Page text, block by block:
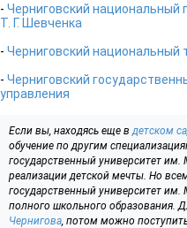
- Черниговский национальный
Т. Г. Шевченка
- Черниговский национальный
- Черниговский
управления
Если вы, находясь еще в детском
обучение по другим
государственный университет им.
реализации детской мечты. Но
государственный университет им.
полного школьного образования.
Чернигова , потом можно